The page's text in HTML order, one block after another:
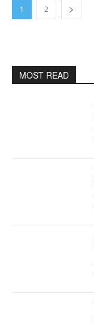
1 2
MOST READ